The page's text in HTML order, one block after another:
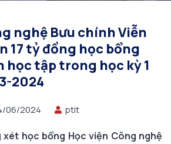
nghệ Bưu chính Viễn
17 tỷ đồng học bổng
học tập trong học kỳ 1
2024
06/2024 ptit
xét học bổng Học viện Công nghệ